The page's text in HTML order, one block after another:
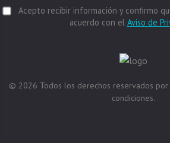
Acepto recibir información y confirmo
acuerdo con el Aviso de
© 2026 Todos los derechos reservados por
condiciones.